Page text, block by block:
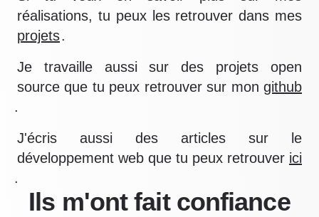
réalisations, tu peux les retrouver dans mes
projets.
Je travaille aussi sur des projets open
source que tu peux retrouver sur mon github
.
J'écris aussi des articles sur le
développement web que tu peux retrouver ici
.
Ils m'ont fait confiance